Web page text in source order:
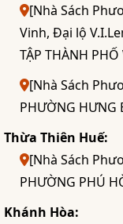
[Nhà Sách
Vinh, Đại lộ
TẬP THÀNH PHỐ
[Nhà Sách
PHƯỜNG HƯNG
Thừa Thiên Huế:
[Nhà Sách
PHƯỜNG PHÚ
Khánh Hòa: